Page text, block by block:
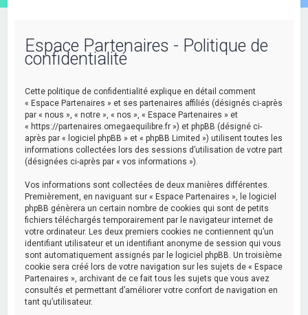
Espace Partenaires - Politique de
confidentialité
Cette politique de confidentialité explique en détail comment
« Espace Partenaires » et ses partenaires affiliés (désignés ci-après
par « nous », « notre », « nos », « Espace Partenaires » et
« https://partenaires.omegaequilibre.fr ») et phpBB (désigné ci-
après par « logiciel phpBB » et « phpBB Limited ») utilisent toutes les
informations collectées lors des sessions d’utilisation de votre part
(désignées ci-après par « vos informations »).
Vos informations sont collectées de deux manières différentes.
Premièrement, en naviguant sur « Espace Partenaires », le logiciel
phpBB génèrera un certain nombre de cookies qui sont de petits
fichiers téléchargés temporairement par le navigateur internet de
votre ordinateur. Les deux premiers cookies ne contiennent qu’un
identifiant utilisateur et un identifiant anonyme de session qui vous
sont automatiquement assignés par le logiciel phpBB. Un troisième
cookie sera créé lors de votre navigation sur les sujets de « Espace
Partenaires », archivant de ce fait tous les sujets que vous avez
consultés et permettant d’améliorer votre confort de navigation en
tant qu’utilisateur.